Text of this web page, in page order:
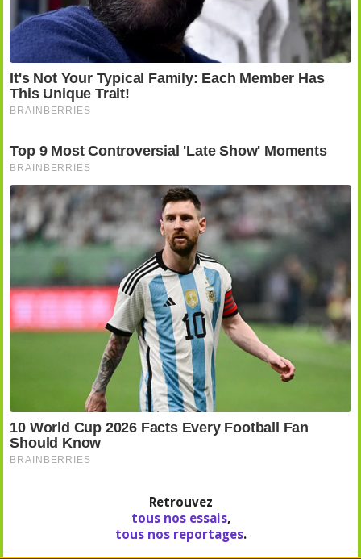
Retrouvez
tous nos essais,
tous nos reportages.